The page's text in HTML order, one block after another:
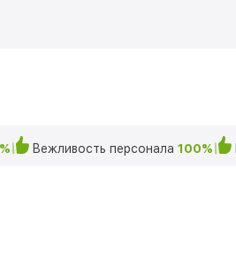
Вежливость персонала 100%